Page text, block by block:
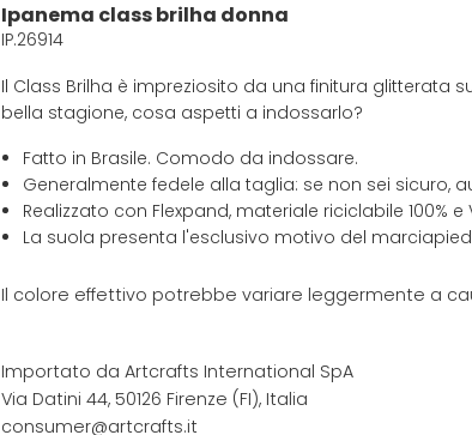
Ipanema class brilha donna
IP.26914
Il Class Brilha è impreziosito da una finitura glitterata
bella stagione, cosa aspetti a indossarlo?
Fatto in Brasile. Comodo da indossare.
Generalmente fedele alla taglia: se non sei sicuro,
Realizzato con Flexpand, materiale riciclabile 100% e
La suola presenta l'esclusivo motivo del
Il colore effettivo potrebbe variare leggermente a
Importato da Artcrafts International SpA
Via Datini 44, 50126 Firenze (FI), Italia
consumer@artcrafts.it